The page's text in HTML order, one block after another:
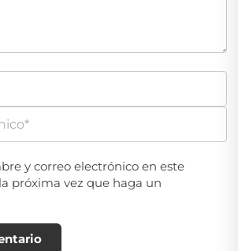
y correo electrónico en este
próxima vez que haga un